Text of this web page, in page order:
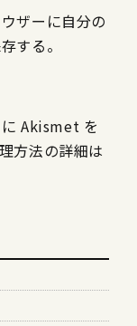
ザーに自分の
する。
Akismet を
方法の詳細は